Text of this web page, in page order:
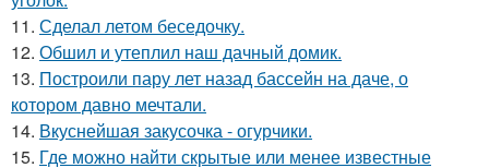
11. Сделал летом беседочку.
12. Обшил и утеплил наш дачный домик.
13. Построили пару лет назад бассейн на даче, о
котором давно мечтали.
14. Вкуснейшая закусочка - огурчики.
15. Где можно найти скрытые или менее известные